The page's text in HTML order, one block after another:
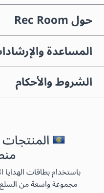
حول Rec Room
المساعدة
الشروط والأحكام
باستخدام بطاقات الهدايا
مجموعة واسعة من السلع